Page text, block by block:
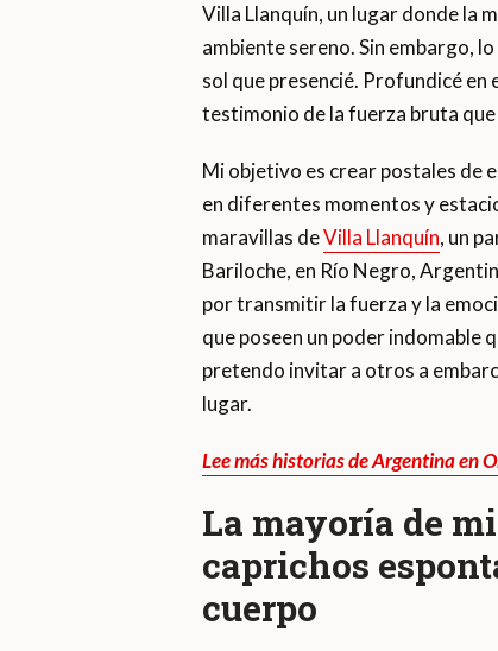
Villa Llanquín, un lugar donde la
ambiente sereno. Sin embargo,
sol que presencié. Profundicé
testimonio de la fuerza bruta
Mi objetivo es crear postales de
en diferentes momentos y
maravillas deVilla Llanquín, un
Bariloche, en Río Negro,
por transmitir la fuerza y la
que poseen un poder indomable
pretendo invitar a otros a
lugar.
Lee más historias de Argentina en
La mayoría de
caprichos
cuerpo